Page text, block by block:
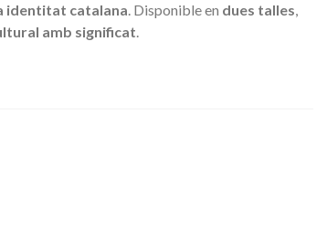
identitat catalana. Disponible en dues talles,
amb significat.